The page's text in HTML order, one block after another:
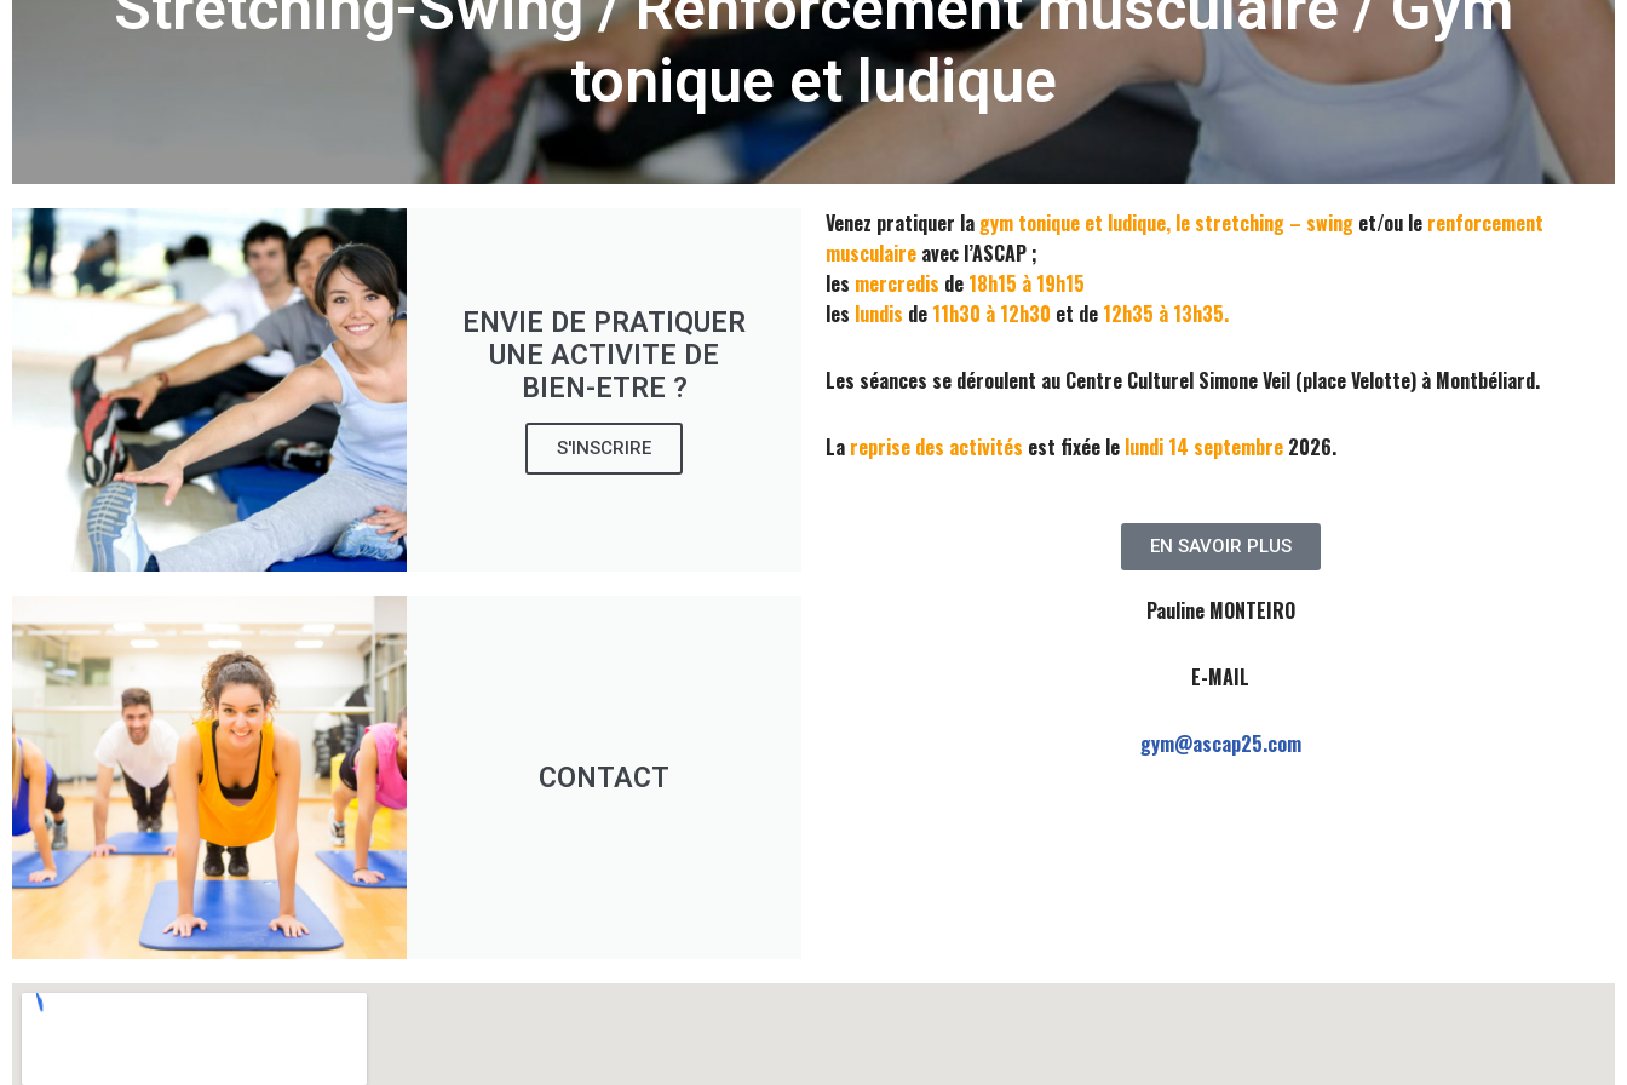
tonique et ludique
ENVIE DE PRATIQUER
UNE ACTIVITE DE
BIEN-ETRE ?
S'INSCRIRE
Venez pratiquer la gym tonique et ludique, le stretching – swing et/ou le renforcement
musculaire avec l’ASCAP ;
les mercredis de 18h15 à 19h15
les lundis de 11h30 à 12h30 et de 12h35 à 13h35.
Les séances se déroulent au Centre Culturel Simone Veil (place Velotte) à Montbéliard.
La reprise des activités est fixée le lundi 14 septembre 2026.
EN SAVOIR PLUS
CONTACT
Pauline MONTEIRO
E-MAIL
gym@ascap25.com